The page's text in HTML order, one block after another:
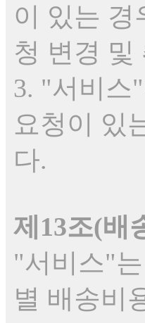
이 있는
청 변경 및
3. "서비스
요청이 있
다.
제13조(배
"서비스"
별 배송비